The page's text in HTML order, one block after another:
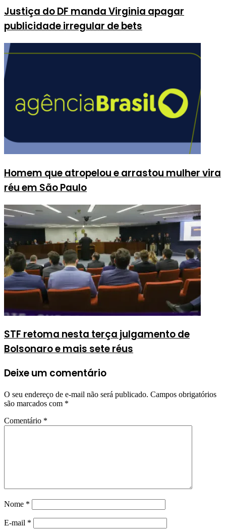
Justiça do DF manda Virginia apagar
publicidade irregular de bets
Homem que atropelou e arrastou mulher vira
réu em São Paulo
STF retoma nesta terça julgamento de
Bolsonaro e mais sete réus
Deixe um comentário
O seu endereço de e-mail não será publicado. Campos obrigatórios
são marcados com *
Comentário *
Nome *
E-mail *